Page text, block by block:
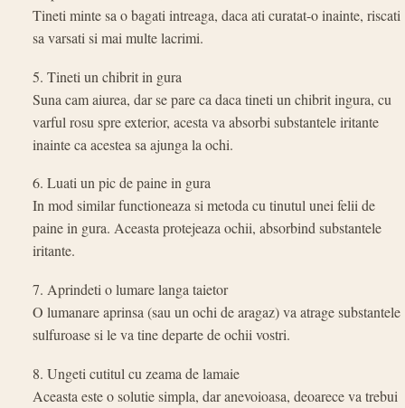
Tineti minte sa o bagati intreaga, daca ati curatat-o inainte, riscati
sa varsati si mai multe lacrimi.
5. Tineti un chibrit in gura
Suna cam aiurea, dar se pare ca daca tineti un chibrit ingura, cu
varful rosu spre exterior, acesta va absorbi substantele iritante
inainte ca acestea sa ajunga la ochi.
6. Luati un pic de paine in gura
In mod similar functioneaza si metoda cu tinutul unei felii de
paine in gura. Aceasta protejeaza ochii, absorbind substantele
iritante.
7. Aprindeti o lumare langa taietor
O lumanare aprinsa (sau un ochi de aragaz) va atrage substantele
sulfuroase si le va tine departe de ochii vostri.
8. Ungeti cutitul cu zeama de lamaie
Aceasta este o solutie simpla, dar anevoioasa, deoarece va trebui